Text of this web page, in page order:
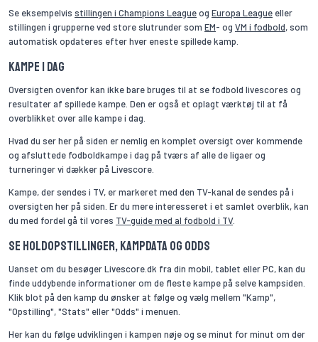
Se eksempelvis stillingen i Champions Leagueog Europa League eller
stillingen i grupperne ved store slutrunder som EM- og VM i fodbold, som
automatisk opdateres efter hver eneste spillede kamp.
Kampe i dag
Oversigten ovenfor kan ikke bare bruges til at se fodbold livescores og
resultater af spillede kampe. Den er også et oplagt værktøj til at få
overblikket over alle kampe i dag.
Hvad du ser her på siden er nemlig en komplet oversigt over kommende
og afsluttede fodboldkampe i dag på tværs af alle de ligaer og
turneringer vi dækker på Livescore.
Kampe, der sendes i TV, er markeret med den TV-kanal de sendes på i
oversigten her på siden. Er du mere interesseret i et samlet overblik, kan
du med fordel gå til vores TV-guide med al fodbold i TV.
Se holdopstillinger, kampdata og odds
Uanset om du besøger Livescore.dk fra din mobil, tablet eller PC, kan du
finde uddybende informationer om de fleste kampe på selve kampsiden.
Klik blot på den kamp du ønsker at følge og vælg mellem "Kamp",
"Opstilling", "Stats" eller "Odds" i menuen.
Her kan du følge udviklingen i kampen nøje og se minut for minut om der